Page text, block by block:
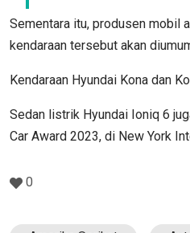
Sementara itu, produsen mobil
kendaraan tersebut akan
Kendaraan Hyundai Kona dan
Sedan listrik Hyundai Ioniq 6
Car Award 2023, di New York
0